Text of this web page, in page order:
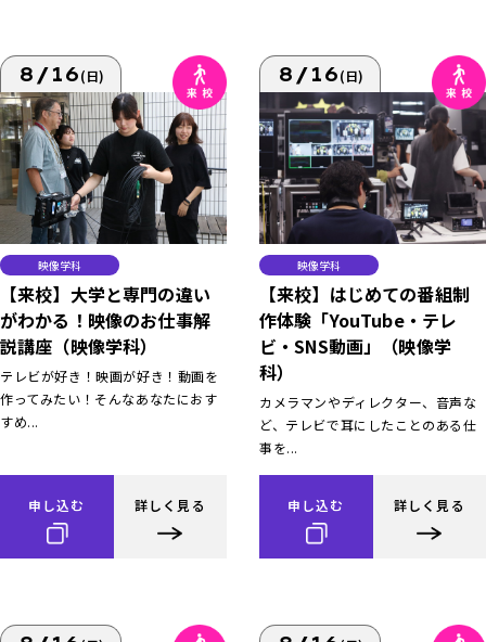
8/16(日)
映像学科
【来校】大学と専門の違い
がわかる！映像のお仕事解
説講座（映像学科）
テレビが好き！映画が好き！動画を
作ってみたい！そんなあなたにおす
すめ...
申し込む 詳しく見る
8/16(日)
映像学科
【来校】はじめての番組制
作体験「YouTube・テレ
ビ・SNS動画」（映像学
科）
カメラマンやディレクター、音声な
ど、テレビで耳にしたことのある仕
事を...
申し込む 詳しく見る